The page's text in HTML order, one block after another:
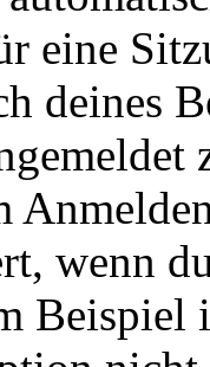
eine
deines
wenn
Beispiel